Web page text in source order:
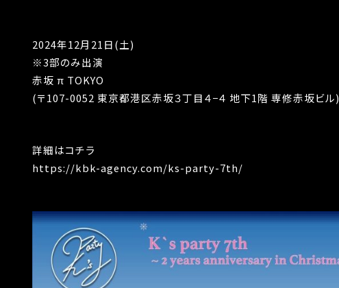
2024年12月21日(土)
※3部のみ出演
赤坂 π TOKYO
(〒107-0052 東京都港区赤坂３丁目４−４ 地下1階 専修赤坂ビル)
詳細はコチラ
https://kbk-agency.com/ks-party-7th/